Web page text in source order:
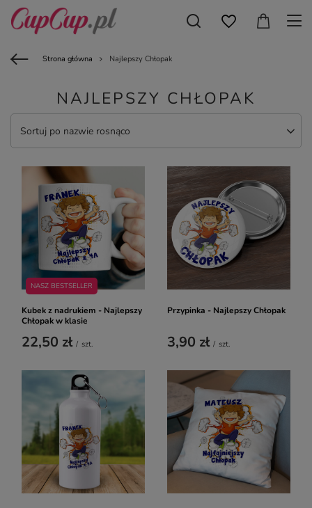
Strona główna Najlepszy Chłopak
NAJLEPSZY CHŁOPAK
Sortuj po nazwie rosnąco
NASZ BESTSELLER
Kubek z nadrukiem - Najlepszy
Chłopak w klasie
22,50 zł / szt.
Przypinka - Najlepszy Chłopak
3,90 zł / szt.